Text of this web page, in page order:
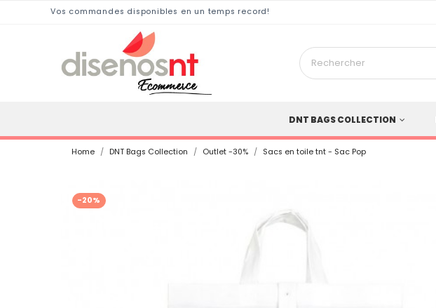
Vos commandes disponibles en un temps record!
DNT BAGS COLLECTION
Home DNT Bags Collection Outlet -30% Sacs en toile tnt - Sac Pop
-20%